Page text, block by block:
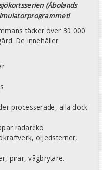
(Åbolands
täcker över 30 000
De innehåller
processerade, alla dock
radareko
oljecisterner,
pirar, vågbrytare.